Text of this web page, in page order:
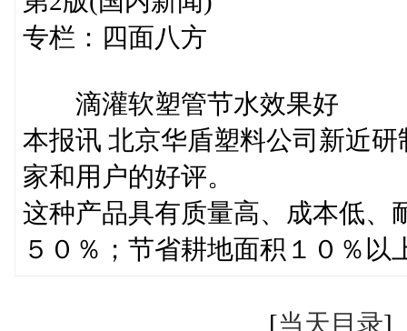
专栏：四面八方
滴灌软塑管节水效果好
本报讯 北京华盾塑料公司新近
家和用户的好评。
这种产品具有质量高、成本低、
５０％；节省耕地面积１０％以
[当天目录